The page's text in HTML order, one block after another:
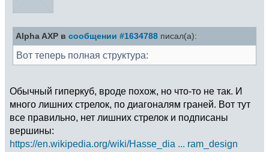
Alpha AXP в сообщении #1634788 писал(а):
Вот теперь полная структура:
Обычный гиперкуб, вроде похож, но что-то не так. И
много лишних стрелок, по диагоналям граней. Вот тут
все правильно, нет лишних стрелок и подписаны
вершины:
https://en.wikipedia.org/wiki/Hasse_dia ... ram_design